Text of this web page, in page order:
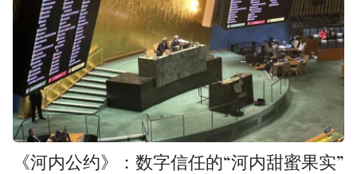
《河内公约》：数字信任的“河内甜蜜果实”